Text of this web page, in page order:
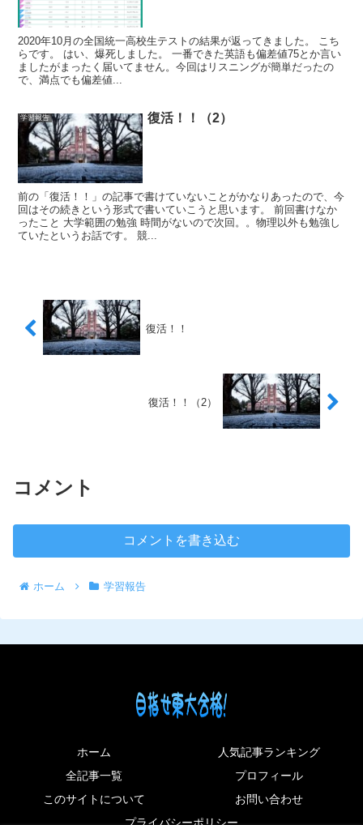
2020年10月の全国統一高校生テストの結果が返ってきました。 こち
らです。 はい、爆死しました。 一番できた英語も偏差値75とか言い
ましたがまったく届いてません。今回はリスニングが簡単だったの
で、満点でも偏差値...
学習報告 復活！！（2）
前の「復活！！」の記事で書けていないことがかなりあったので、今
回はその続きという形式で書いていこうと思います。 前回書けなか
ったこと 大学範囲の勉強 時間がないので次回。。物理以外も勉強し
ていたというお話です。 競...
復活！！
復活！！（2）
コメント
コメントを書き込む
ホーム 学習報告
ホーム
人気記事ランキング
全記事一覧
プロフィール
このサイトについて
お問い合わせ